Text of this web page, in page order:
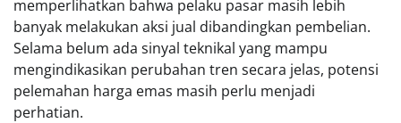
memperlihatkan bahwa pelaku pasar masih lebih
banyak melakukan aksi jual dibandingkan pembelian.
Selama belum ada sinyal teknikal yang mampu
mengindikasikan perubahan tren secara jelas, potensi
pelemahan harga emas masih perlu menjadi
perhatian.